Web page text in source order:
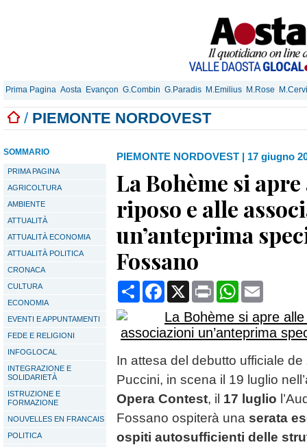
Prima Pagina Aosta Evançon G.Combin G.Paradis M.Emilius M.Rose
/ PIEMONTE NORDOVEST
SOMMARIO
PRIMA PAGINA
AGRICOLTURA
AMBIENTE
ATTUALITÀ
ATTUALITÀ ECONOMIA
ATTUALITÀ POLITICA
CRONACA
CULTURA
ECONOMIA
EVENTI E APPUNTAMENTI
FEDE E RELIGIONI
INFOGLOCAL
INTEGRAZIONE E
SOLIDARIETÀ
ISTRUZIONE E
FORMAZIONE
NOUVELLES EN FRANCAIS
POLITICA
PIEMONTE NORDOVEST | 17 giugno
La Bohème si
riposo e alle
un’anteprima
Fossano
CondividiFacebook
X Print WhatsApp
In attesa del debutto ufficiale de
Puccini, in scena il 19 luglio
Opera Contest, il 17 luglio
Fossano ospiterà una serata
ospiti autosufficienti delle